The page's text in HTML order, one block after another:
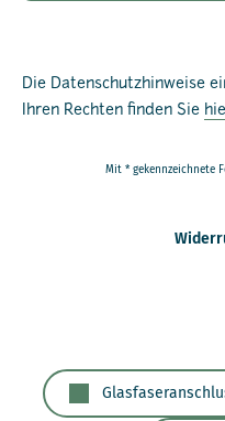
Die Datenschutzhinweise
Ihren Rechten finden Sie
Mit * gekennzeichnete